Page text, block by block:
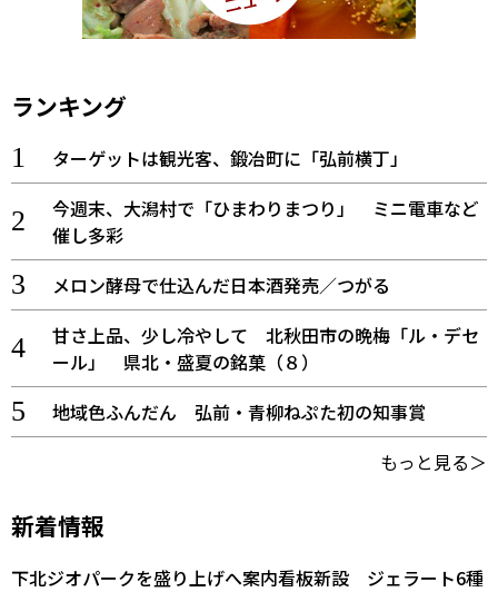
ランキング
ターゲットは観光客、鍛冶町に「弘前横丁」
今週末、大潟村で「ひまわりまつり」 ミニ電車など
催し多彩
メロン酵母で仕込んだ日本酒発売／つがる
甘さ上品、少し冷やして 北秋田市の晩梅「ル・デセ
ール」 県北・盛夏の銘菓（８）
地域色ふんだん 弘前・青柳ねぷた初の知事賞
もっと見る＞
新着情報
下北ジオパークを盛り上げへ案内看板新設 ジェラート6種